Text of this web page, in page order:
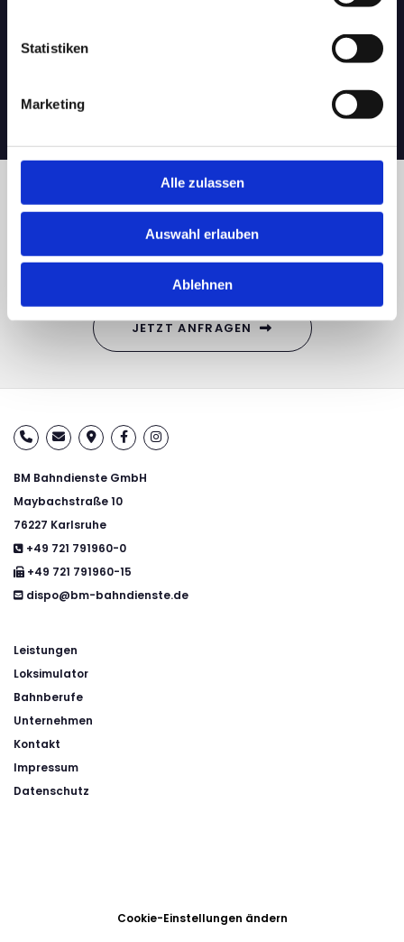
Statistiken
Marketing
Alle zulassen
Auswahl erlauben
Ablehnen
Dual-Mode-Lokomotiven
letzte Meile Transport
PLANEN SIE IHREN NÄCHSTEN
TRANSPORT
Lassen Sie sich von unseren Experten beraten.
JETZT ANFRAGEN
BM Bahndienste GmbH
Maybachstraße 10
76227 Karlsruhe
 +49 721 791960-0
 +49 721 791960-15
 dispo@bm-bahndienste.de
Leistungen
Loksimulator
Bahnberufe
Unternehmen
Kontakt
Impressum
Datenschutz
Cookie-Einstellungen ändern